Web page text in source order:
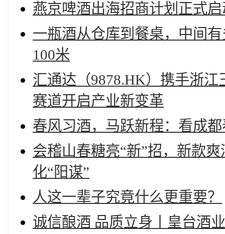
燕京啤酒出海招商计划正式
一瓶酒从仓库到餐桌，中间
100米
汇通达（9878.HK）携手浙
赛道开启产业新变革
春风习酒，马跃新程：看成
会稽山春糖亮“新”招，新款
化“阳谋”
人这一辈子究竟什么更重要？
诚信酿酒 品质立身丨皇台酒